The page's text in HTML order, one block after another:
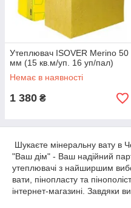
Утеплювач ISOVER Merino 50
мм (15 кв.м/уп. 16 уп/пал)
Немає в наявності
1 380 ₴
Шукаєте мінеральну вату в
"Ваш дім" - Ваш надійний
утеплювачі з найширшим
вати, пінопласту та
інтернет-магазині. Завдяки